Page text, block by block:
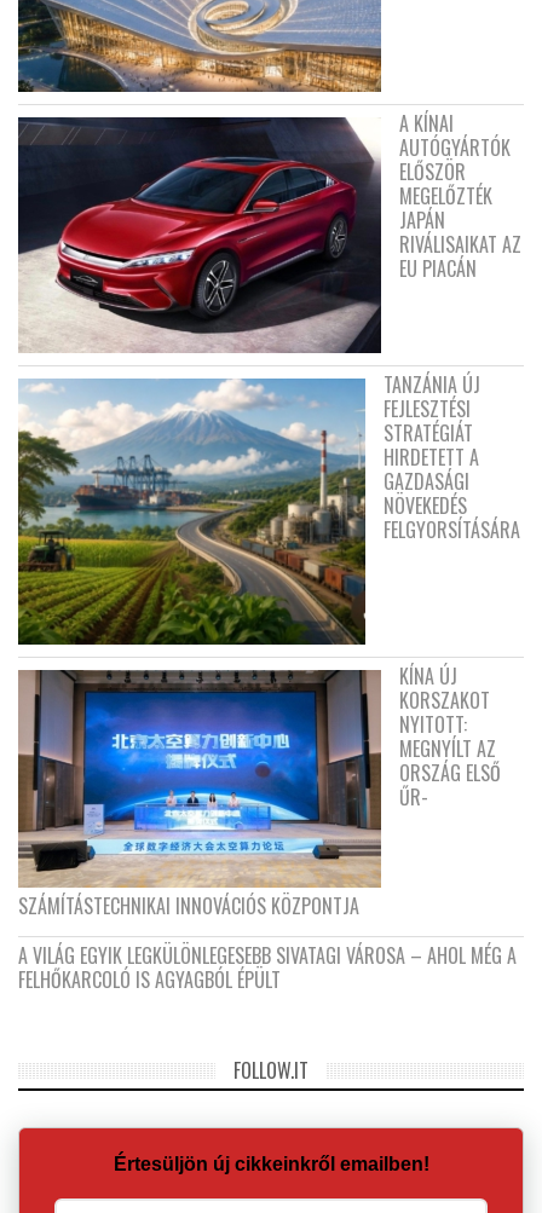
A KÍNAI
AUTÓGYÁRTÓK
ELŐSZÖR
MEGELŐZTÉK
JAPÁN
RIVÁLISAIKAT AZ
EU PIACÁN
TANZÁNIA ÚJ
FEJLESZTÉSI
STRATÉGIÁT
HIRDETETT A
GAZDASÁGI
NÖVEKEDÉS
FELGYORSÍTÁSÁRA
KÍNA ÚJ
KORSZAKOT
NYITOTT:
MEGNYÍLT AZ
ORSZÁG ELSŐ
ŰR-
SZÁMÍTÁSTECHNIKAI INNOVÁCIÓS KÖZPONTJA
A VILÁG EGYIK LEGKÜLÖNLEGESEBB SIVATAGI VÁROSA – AHOL MÉG A
FELHŐKARCOLÓ IS AGYAGBÓL ÉPÜLT
FOLLOW.IT
Értesüljön új cikkeinkről emailben!